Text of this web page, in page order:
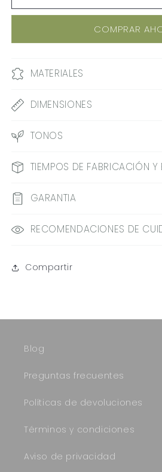
REMO
REMO
COMPRAR
MATERIALES
DIMENSIONES
TONOS
TIEMPOS DE FABRICACIÓN Y
GARANTIA
RECOMENDACIONES DE
Compartir
Blog
Preguntas frecuentes
Políticas de devoluciones
Términos y condiciones
Aviso de privacidad